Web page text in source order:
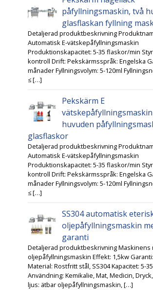
påfyllningsmaskin, två
glasflaskan fyllning
Detaljerad produktbeskrivning
Automatisk E-vätskepåfyllningsmaskin
Produktionskapacitet: 5-35 flaskor/min
kontroll Drift: Pekskärmsspråk: Engelska
månader Fyllningsvolym: 5-120ml
≤ […]
Pekskärm E
huvuden
glasflaskor
Detaljerad produktbeskrivning
Automatisk E-vätskepåfyllningsmaskin
Produktionskapacitet: 5-35 flaskor/min
kontroll Drift: Pekskärmsspråk: Engelska
månader Fyllningsvolym: 5-120ml
≤ […]
SS304 automatisk
oljepåfyllningsmaskin
garanti
Detaljerad produktbeskrivning Maskinens
oljepåfyllningsmaskin Effekt: 1,5kw
Material: Rostfritt stål, SS304 Kapacitet: 5-
Användning: Kemikalie, Mat, Medicin,
ljus: ätbar oljepåfyllningsmaskin, […]